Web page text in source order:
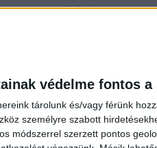
védelme fontos a
tárolunk és/vagy férünk
személyre szabott
módszerrel szerzett pontos
Segítségek